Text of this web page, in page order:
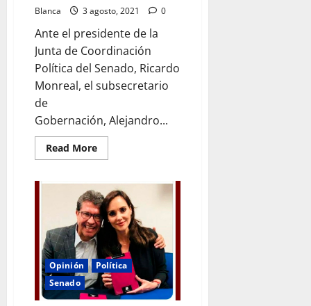
Sánchez
Cordero
Blanca 3 agosto, 2021 0
Ante el presidente de la
Junta de Coordinación
Política del Senado, Ricardo
Monreal, el subsecretario
de
Gobernación, Alejandro...
Read MoreRead
more
Encinas,
reclamó
públicamente
a
Ricardo
Monreal
retraso
en
el
desafuero
del
diputado
Saúl
Opinión
Política
Senado